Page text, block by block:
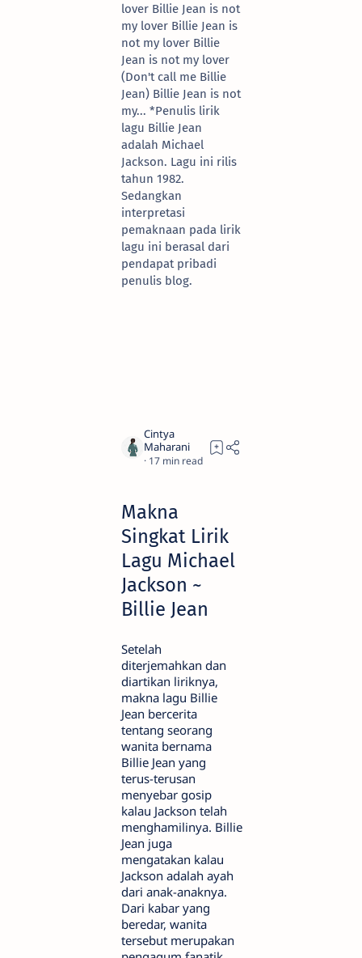
lover Billie Jean is not
my lover Billie Jean is
not my lover Billie
Jean is not my lover
(Don't call me Billie
Jean) Billie Jean is not
my... *Penulis lirik
lagu Billie Jean
adalah Michael
Jackson. Lagu ini rilis
tahun 1982.
Sedangkan
interpretasi
pemaknaan pada lirik
lagu ini berasal dari
pendapat pribadi
penulis blog.
17
Makna
Singkat Lirik
Lagu Michael
Jackson ~
Billie Jean
Setelah
diterjemahkan dan
diartikan liriknya,
makna lagu Billie
Jean bercerita
tentang seorang
wanita bernama
Billie Jean yang
terus-terusan
menyebar gosip
kalau Jackson telah
menghamilinya. Billie
Jean juga
mengatakan kalau
Jackson adalah ayah
dari anak-anaknya.
Dari kabar yang
beredar, wanita
tersebut merupakan